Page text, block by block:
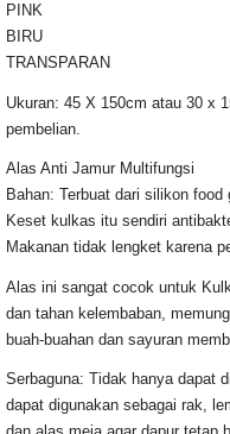
PINK
BIRU
TRANSPARAN
Ukuran: 45 X 150cm atau 30 x
pembelian.
Alas Anti Jamur Multifungsi
Bahan: Terbuat dari silikon
Keset kulkas itu sendiri
Makanan tidak lengket karena
Alas ini sangat cocok untuk
dan tahan kelembaban,
buah-buahan dan sayuran
Serbaguna: Tidak hanya dapat
dapat digunakan sebagai rak,